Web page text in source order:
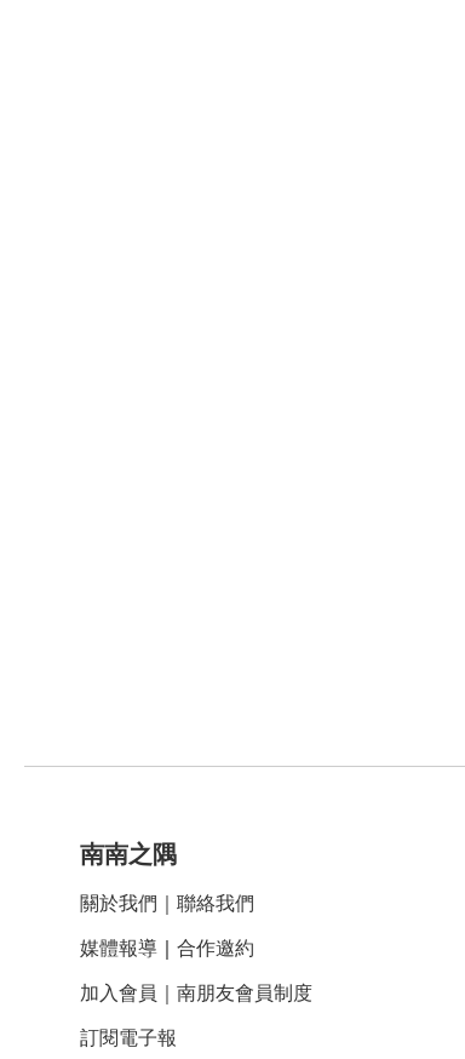
南南之隅
關於我們 聯絡我們
媒體報導 合作邀約
加入會員｜南朋友會員制度
訂閱電子報